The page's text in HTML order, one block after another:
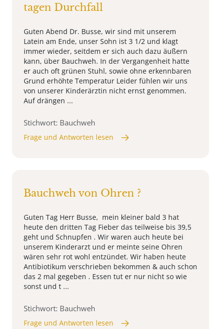
tagen Durchfall
Guten Abend Dr. Busse, wir sind mit unserem
Latein am Ende, unser Sohn ist 3 1/2 und klagt
immer wieder, seitdem er sich auch dazu äußern
kann, über Bauchweh. In der Vergangenheit hatte
er auch oft grünen Stuhl, sowie ohne erkennbaren
Grund erhöhte Temperatur Leider fühlen wir uns
von unserer Kinderärztin nicht ernst genommen.
Auf drängen ...
Stichwort: Bauchweh
Frage und Antworten lesen
Bauchweh von Ohren ?
Guten Tag Herr Busse, mein kleiner bald 3 hat
heute den dritten Tag Fieber das teilweise bis 39,5
geht und Schnupfen . Wir waren auch heute bei
unserem Kinderarzt und er meinte seine Ohren
wären sehr rot wohl entzündet. Wir haben heute
Antibiotikum verschrieben bekommen & auch schon
das 2 mal gegeben . Essen tut er nur nicht so wie
sonst und t ...
Stichwort: Bauchweh
Frage und Antworten lesen